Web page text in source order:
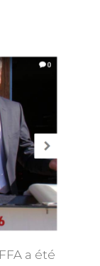
a été